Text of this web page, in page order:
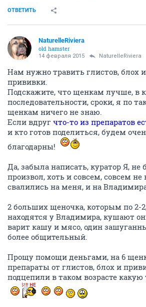
ОТВЕТИТЬ
NaturelleRiviera
old hamster
14 февраля 2015 NaturelleRiviera
Нам нужно травить глистов, блох
прививки.
Подскажите, что щенкам лучше, в
последовательности, сроки, я по
щенкам ничего не знаю.
Если вдруг что-то из препаратов
и кто готов поделиться, будем
благодарны!
Да, забыла написать, куратор Я, не
произвол, хоть и совсем, совсем
свалились на меня, и на
2 больших щеночка, которым по 2-
находятся у Владимира, кушают
варит кашу и мясо, один
более общительный.
Прощу помощи деньгами, на 6
препараты от глистов, блох и
подцепили в таком возрасте какую